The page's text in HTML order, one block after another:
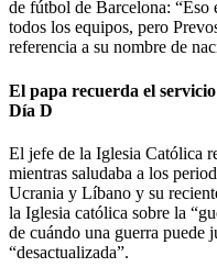
de fútbol de Barcelona: “Eso
todos los equipos, pero
referencia a su nombre de
El papa recuerda el
Día D
El jefe de la Iglesia Católica
mientras saludaba a los
Ucrania y Líbano y su
la Iglesia católica sobre la
de cuándo una guerra puede
“desactualizada”.